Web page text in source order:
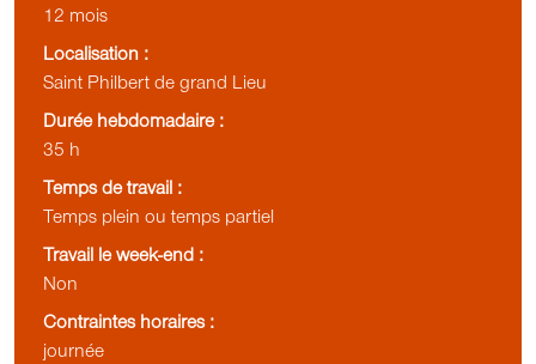
12 mois
Localisation :
Saint Philbert de grand Lieu
Durée hebdomadaire :
35 h
Temps de travail :
Temps plein ou temps partiel
Travail le week-end :
Non
Contraintes horaires :
journée